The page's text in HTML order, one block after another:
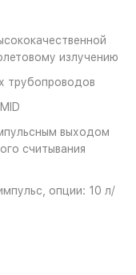
излучению
трубопроводов
выходом
считывания
опции: 10 л/